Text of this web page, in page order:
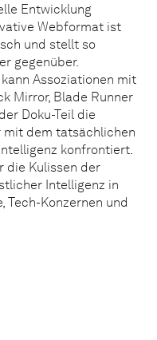
Entwicklung
Webformat ist
und stellt so
gegenüber.
Assoziationen mit
Mirror, Blade Runner
Doku-Teil die
mit dem tatsächlichen
konfrontiert.
die Kulissen der
Intelligenz in
Tech-Konzernen und